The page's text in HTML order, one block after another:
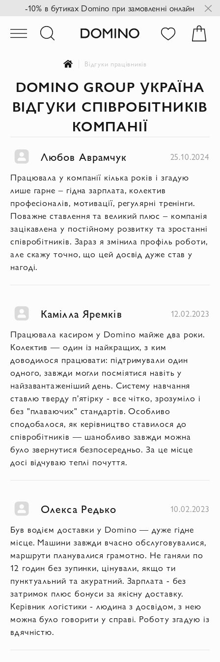
-10% в бутиках Domino при замовленні онлайн
Відгуки працівників
DOMINO GROUP УКРАЇНА
ВІДГУКИ СПІВРОБІТНИКІВ
КОМПАНІЇ
Любов Аврамчук 25.10.2024
Працювала у компанії кілька років і згадую
лише гарне – гідна зарплата, колектив
професіоналів, мотивації, регулярні тренінги.
Поважне ставлення та великий плюс – компанія
зацікавлена у постійному розвитку та зростанні
співробітників. Зараз я змінила профіль роботи,
але скажу точно, що цей досвід дуже став у
нагоді.
Камілла Яремків 12.02.2023
Працювала касиром у Domino майже два роки.
Колектив — один із найкращих, з ким
доводилося працювати: підтримували один
одного, завжди могли посміятися навіть у
найзавантаженіший день. Систему навчання
ставлю тверду п'ятірку - все чітко, зрозуміло і
без "плаваючих" стандартів. Особливо
сподобалося, як керівництво ставилося до
співробітників — шанобливо завжди можна
було звернутися безпосередньо. За це місце
досі відчуваю теплі почуття.
Олекса Редько 10.02.2023
Був водієм доставки у Domino — дуже гідне
місце. Машини завжди вчасно обслуговувалися,
маршрути планувалися грамотно. Не ганяли по
12 годин без зупинки, цінували, якщо ти
пунктуальний та акуратний. Зарплата - без
затримок плюс бонуси за якісну доставку.
Керівник логістики - людина з досвідом, з нею
можна було говорити у справі. Роботу згадую із
вдячністю.